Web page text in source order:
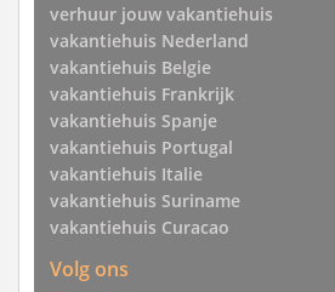
verhuur jouw vakantiehuis
vakantiehuis Nederland
vakantiehuis Belgie
vakantiehuis Frankrijk
vakantiehuis Spanje
vakantiehuis Portugal
vakantiehuis Italie
vakantiehuis Suriname
vakantiehuis Curacao
Volg ons